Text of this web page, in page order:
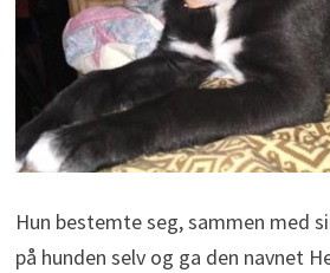
Hun bestemte seg, sammen med
på hunden selv og ga den navnet